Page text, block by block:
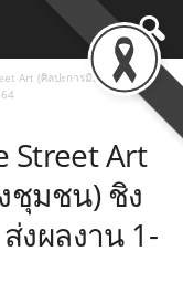
Art (ศิลปะการมีส่วนร่วมของ
Street Art
ชุมชน) ชิง
งผลงาน 1-